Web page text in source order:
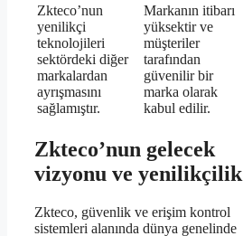
Zkteco’nun
yenilikçi
teknolojileri
sektördeki diğer
markalardan
ayrışmasını
sağlamıştır.
Markanın itibarı
yüksektir ve
müşteriler
tarafından
güvenilir bir
marka olarak
kabul edilir.
Zkteco’nun gelecek
vizyonu ve yenilikçilik
Zkteco, güvenlik ve erişim kontrol
sistemleri alanında dünya genelinde